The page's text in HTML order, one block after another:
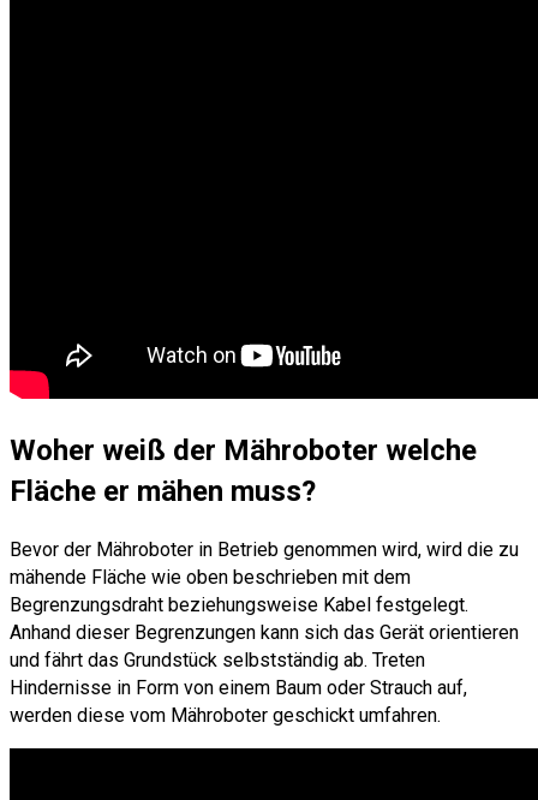
Woher weiß der Mähroboter welche
Fläche er mähen muss?
Bevor der Mähroboter in Betrieb genommen wird, wird die zu
mähende Fläche wie oben beschrieben mit dem
Begrenzungsdraht beziehungsweise Kabel festgelegt.
Anhand dieser Begrenzungen kann sich das Gerät orientieren
und fährt das Grundstück selbstständig ab. Treten
Hindernisse in Form von einem Baum oder Strauch auf,
werden diese vom Mähroboter geschickt umfahren.